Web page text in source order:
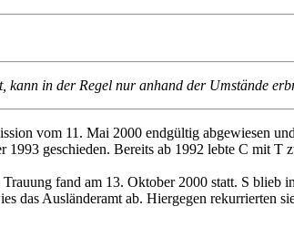
in der Regel nur anhand der Umstände
vom 11. Mai 2000 endgültig abgewiesen
geschieden. Bereits ab 1992 lebte C mit T
fand am 13. Oktober 2000 statt. S
das Ausländeramt ab. Hiergegen rekurrierten